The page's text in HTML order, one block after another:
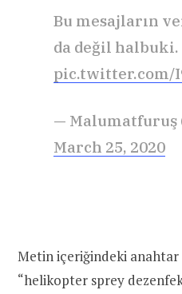
Bu mesajların
da değil halbuki.
pic.twitter.com/
— Malumatfuruş
March 25, 2020
Metin içeriğindeki
“helikopter sprey